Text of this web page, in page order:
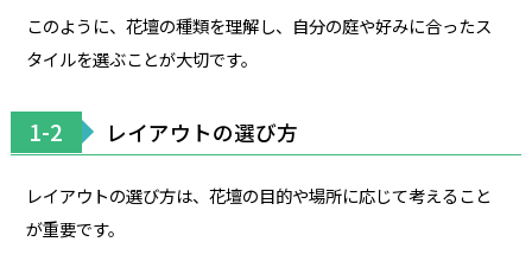
このように、花壇の種類を理解し、自分の庭や好みに合ったス
タイルを選ぶことが大切です。
1-2 レイアウトの選び方
レイアウトの選び方は、花壇の目的や場所に応じて考えること
が重要です。